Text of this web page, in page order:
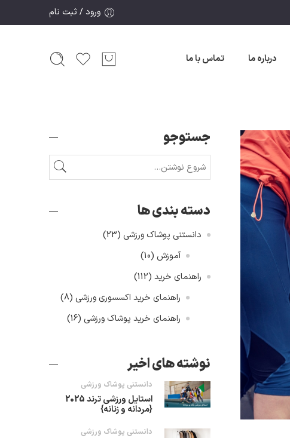
ورود / ثبت نام
درباره ما تماس با ما
جستوجو
دسته بندی ها
دانستنی پوشاک ورزشی (23)
آموزش (10)
راهنمای خرید (112)
راهنمای خرید اکسسوری ورزشی (8)
راهنمای خرید پوشاک ورزشی (16)
نوشته های اخیر
دانستنی پوشاک ورزشی
استایل ورزشی ترند 2025
{مردانه و زنانه}
دانستنی پوشاک ورزشی